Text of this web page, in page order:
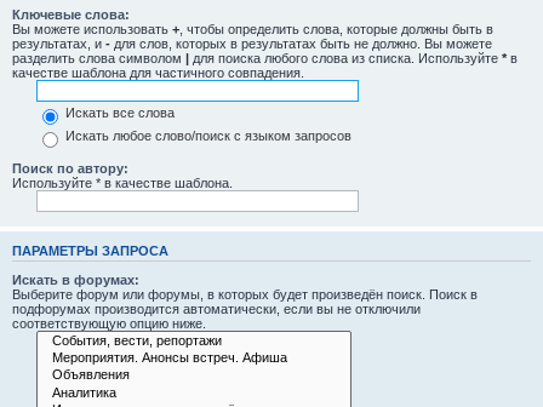
Ключевые слова:
Вы можете использовать + , чтобы определить слова, которые должны быть в
результатах, и - для слов, которых в результатах быть не должно. Вы можете
разделить слова символом | для поиска любого слова из списка. Используйте * в
качестве шаблона для частичного совпадения.
Искать все слова
Искать любое слово/поиск с языком запросов
Поиск по автору:
Используйте * в качестве шаблона.
ПАРАМЕТРЫ ЗАПРОСА
Искать в форумах:
Выберите форум или форумы, в которых будет произведён поиск. Поиск в
подфорумах производится автоматически, если вы не отключили
соответствующую опцию ниже.